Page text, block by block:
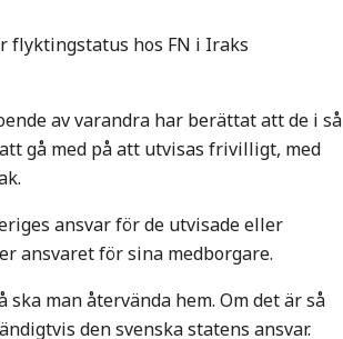
flyktingstatus hos FN i Iraks
av varandra har berättat att de i så
gå med på att utvisas frivilligt, med
ansvar för de utvisade eller
ansvaret för sina medborgare.
man återvända hem. Om det är så
den svenska statens ansvar.